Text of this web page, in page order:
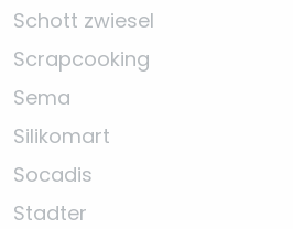
Schott zwiesel
Scrapcooking
Sema
Silikomart
Socadis
Stadter